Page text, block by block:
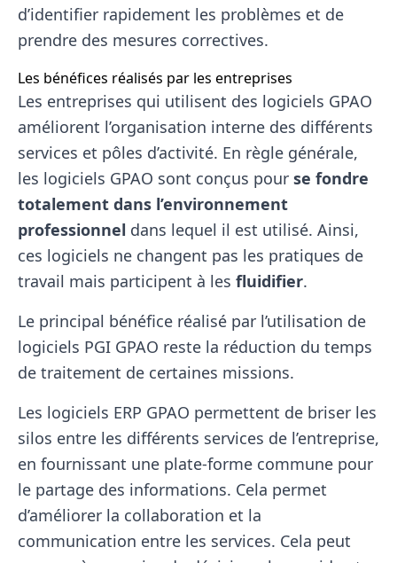
d’identifier rapidement les problèmes et de
prendre des mesures correctives.
Les bénéfices réalisés par les entreprises
Les entreprises qui utilisent des logiciels GPAO
améliorent l’organisation interne des différents
services et pôles d’activité. En règle générale,
les logiciels GPAO sont conçus pour se fondre
totalement dans l’environnement
professionnel dans lequel il est utilisé. Ainsi,
ces logiciels ne changent pas les pratiques de
travail mais participent à les fluidifier.
Le principal bénéfice réalisé par l’utilisation de
logiciels PGI GPAO reste la réduction du temps
de traitement de certaines missions.
Les logiciels ERP GPAO permettent de briser les
silos entre les différents services de l’entreprise,
en fournissant une plate-forme commune pour
le partage des informations. Cela permet
d’améliorer la collaboration et la
communication entre les services. Cela peut